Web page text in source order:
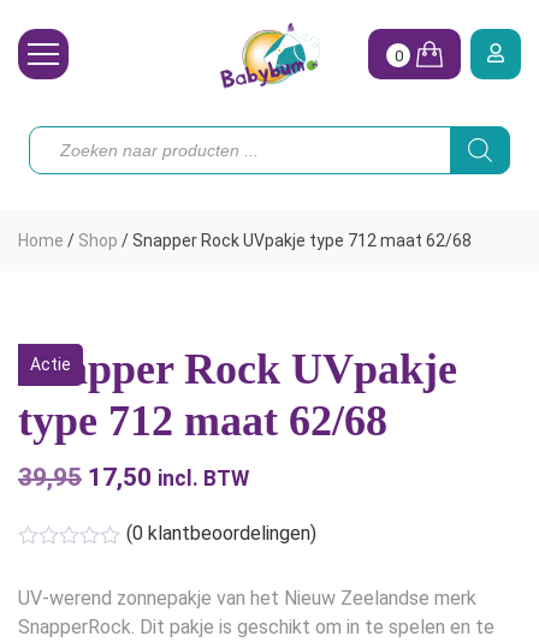
Toebehoren
Onze merken
Hoe begin ik?
0
Producten
zoeken
Home / Shop /Snapper Rock UVpakje type 712 maat 62/68
Actie
Snapper Rock UVpakje
type 712 maat 62/68
39,95 Oorspronkelijke
was:
€39,95.
17,50 Huidige
€17,50.
incl. BTW
(0 klantbeoordelingen)
UV-werend zonnepakje van het Nieuw Zeelandse merk
SnapperRock. Dit pakje is geschikt om in te spelen en te